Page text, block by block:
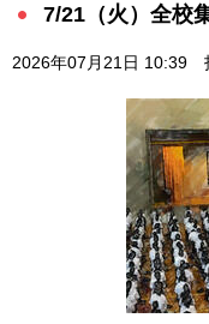
7/21（火）全校
2026年07月21日 10:39